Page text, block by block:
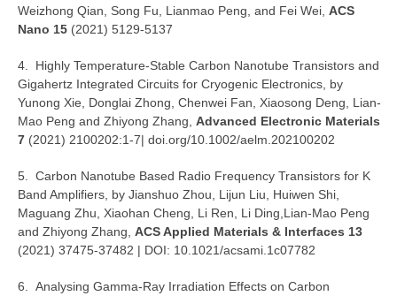
Weizhong Qian, Song Fu, Lianmao Peng, and Fei Wei, ACS
Nano 15 (2021) 5129-5137
4. Highly Temperature-Stable Carbon Nanotube Transistors and
Gigahertz Integrated Circuits for Cryogenic Electronics, by
Yunong Xie, Donglai Zhong, Chenwei Fan, Xiaosong Deng, Lian-
Mao Peng and Zhiyong Zhang, Advanced Electronic Materials
7 (2021) 2100202:1-7| doi.org/10.1002/aelm.202100202
5. Carbon Nanotube Based Radio Frequency Transistors for K
Band Amplifiers, by Jianshuo Zhou, Lijun Liu, Huiwen Shi,
Maguang Zhu, Xiaohan Cheng, Li Ren, Li Ding,Lian-Mao Peng
and Zhiyong Zhang, ACS Applied Materials & Interfaces 13
(2021) 37475-37482 | DOI: 10.1021/acsami.1c07782
6. Analysing Gamma-Ray Irradiation Effects on Carbon